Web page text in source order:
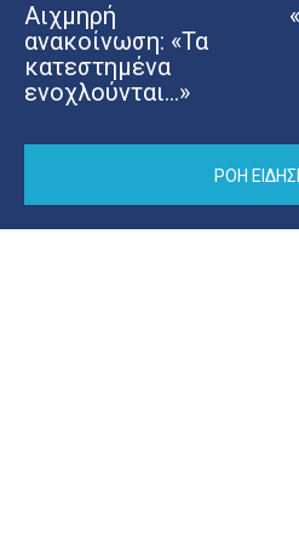
Αιχμηρή
ανακοίνωση: «Τα
κατεστημένα
ενοχλούνται…»
ΡΟΗ